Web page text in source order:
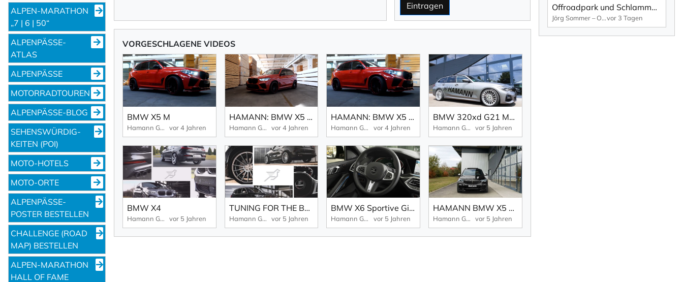
ALPEN-MARATHON
„7 | 6 | 50“
ALPENPÄSSE-
ATLAS
ALPENPÄSSE
MOTORRADTOUREN
ALPENPÄSSE-BLOG
SEHENS­WÜRDIG­
KEITEN (POI)
MOTO-HOTELS
MOTO-ORTE
ALPENPÄSSE-
POSTER BESTELLEN
CHALLENGE (ROAD
MAP) BESTELLEN
ALPEN-MARATHON
HALL OF FAME
Eintragen
VORGESCHLAGENE VIDEOS
BMW X5 M
Hamann GmbH vor 4 Jahren
HAMANN: BMW X5 M Produktvorstellung
Hamann GmbH vor 4 Jahren
HAMANN: BMW X5 M - exklusives Schwergewicht
Hamann GmbH vor 4 Jahren
BMW 320xd G21 Made by Hamann
Hamann GmbH vor 5 Jahren
BMW X4
Hamann GmbH vor 5 Jahren
TUNING FOR THE BMW X5
Hamann GmbH vor 5 Jahren
BMW X6 Sportive Giant
Hamann GmbH vor 5 Jahren
HAMANN BMW X5 - beauty for the beast
Hamann GmbH vor 5 Jahren
Offroadpark und Schlammdurchfahrt, Carsten und Jörg, und nichts als die Wahrheit.
Jörg Sommer – OFFROADWERKvor 3 Tagen